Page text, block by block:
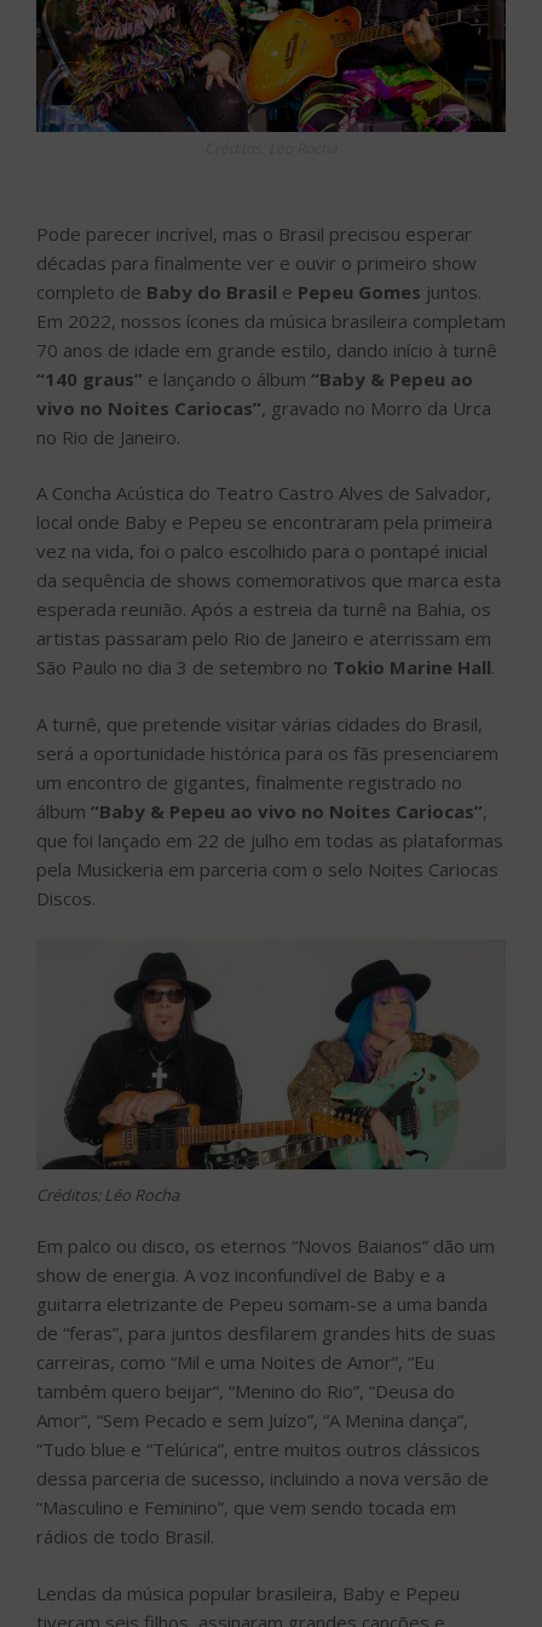
Pode parecer incrível, mas o Brasil precisou esperar
décadas para finalmente ver e ouvir o primeiro show
completo de Baby do Brasil e Pepeu Gomes juntos.
Em 2022, nossos ícones da música brasileira completam
70 anos de idade em grande estilo, dando início à turnê
“140 graus” e lançando o álbum “Baby & Pepeu ao
vivo no Noites Cariocas”, gravado no Morro da Urca
no Rio de Janeiro.
A Concha Acústica do Teatro Castro Alves de Salvador,
local onde Baby e Pepeu se encontraram pela primeira
vez na vida, foi o palco escolhido para o pontapé inicial
da sequência de shows comemorativos que marca esta
esperada reunião. Após a estreia da turnê na Bahia, os
artistas passaram pelo Rio de Janeiro e aterrissam em
São Paulo no dia 3 de setembro no Tokio Marine Hall.
A turnê, que pretende visitar várias cidades do Brasil,
será a oportunidade histórica para os fãs presenciarem
um encontro de gigantes, finalmente registrado no
álbum “Baby & Pepeu ao vivo no Noites Cariocas”,
que foi lançado em 22 de julho em todas as plataformas
pela Musickeria em parceria com o selo Noites Cariocas
Discos.
Créditos: Léo Rocha
Em palco ou disco, os eternos “Novos Baianos” dão um
show de energia. A voz inconfundível de Baby e a
guitarra eletrizante de Pepeu somam-se a uma banda
de “feras”, para juntos desfilarem grandes hits de suas
carreiras, como “Mil e uma Noites de Amor”, “Eu
também quero beijar”, “Menino do Rio”, “Deusa do
Amor”, “Sem Pecado e sem Juízo”, “A Menina dança”,
“Tudo blue e “Telúrica”, entre muitos outros clássicos
dessa parceria de sucesso, incluindo a nova versão de
“Masculino e Feminino”, que vem sendo tocada em
rádios de todo Brasil.
Lendas da música popular brasileira, Baby e Pepeu
tiveram seis filhos, assinaram grandes canções e